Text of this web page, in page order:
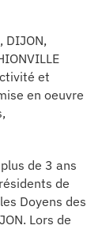
DIJON,
et
en oeuvre
de 3 ans
de
Doyens des
Lors de